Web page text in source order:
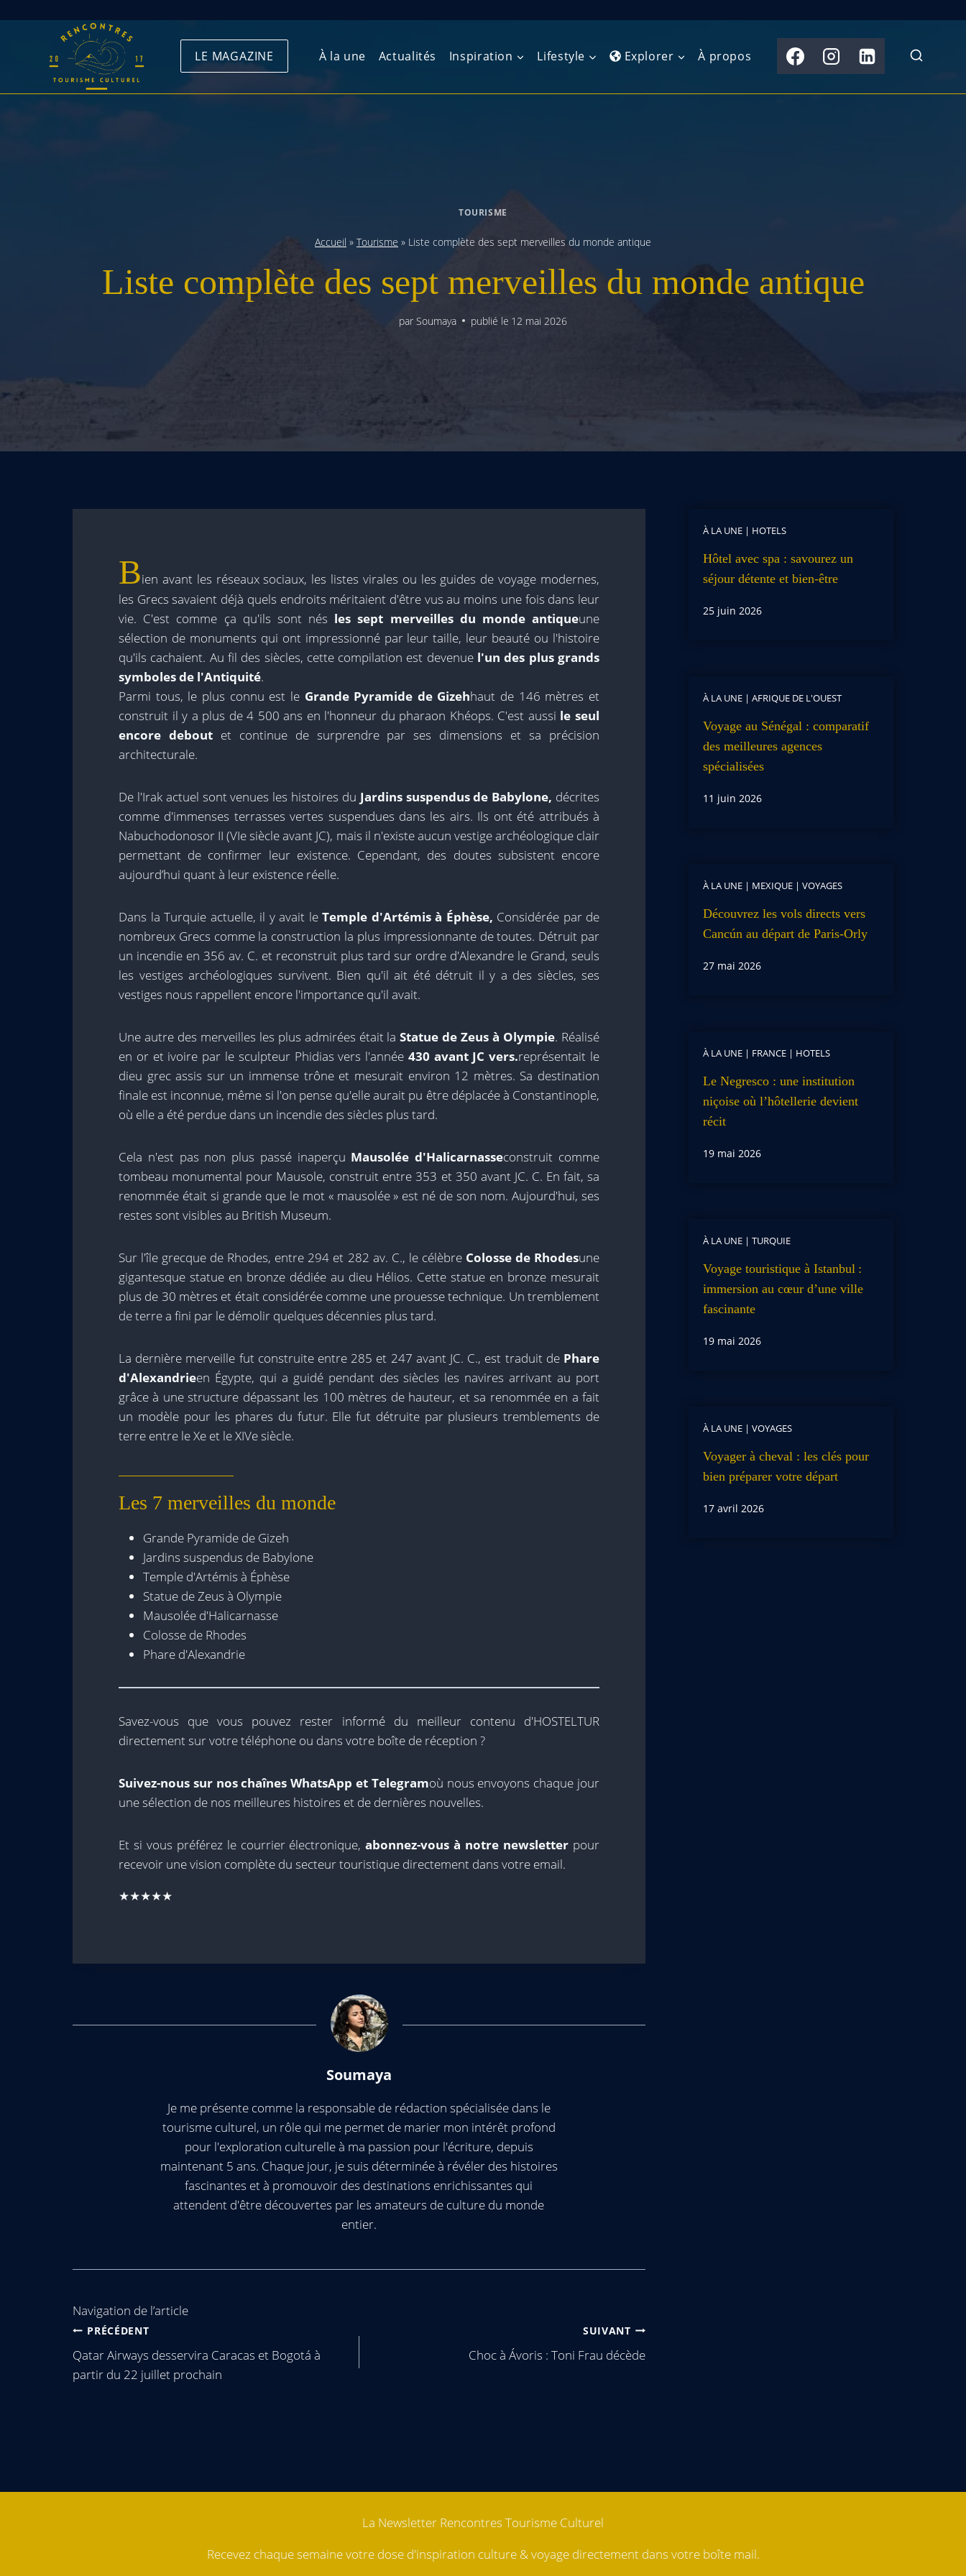
LE MAGAZINE À la une Actualités Inspiration Lifestyle Explorer
Europe de l’Est
Antilles et Caraïbes
Amérique du Sud
Afrique australe
Extrême-Orient
À propos
TOURISME
Accueil » Tourisme » Liste complète des sept merveilles du monde antique
Liste complète des sept merveilles du monde antique
par Soumaya publié le 12 mai 2026
Bien avant les réseaux sociaux, les listes virales ou les guides de voyage modernes,
les Grecs savaient déjà quels endroits méritaient d'être vus au moins une fois dans leur
vie. C'est comme ça qu'ils sont nés les sept merveilles du monde antiqueune
sélection de monuments qui ont impressionné par leur taille, leur beauté ou l'histoire
qu'ils cachaient. Au fil des siècles, cette compilation est devenue l'un des plus grands
symboles de l'Antiquité.
Parmi tous, le plus connu est le Grande Pyramide de Gizehhaut de 146 mètres et
construit il y a plus de 4 500 ans en l'honneur du pharaon Khéops. C'est aussi le seul
encore deboutet continue de surprendre par ses dimensions et sa précision
architecturale.
De l'Irak actuel sont venues les histoires du Jardins suspendus de Babylone, décrites
comme d'immenses terrasses vertes suspendues dans les airs. Ils ont été attribués à
Nabuchodonosor II (VIe siècle avant JC), mais il n'existe aucun vestige archéologique clair
permettant de confirmer leur existence. Cependant, des doutes subsistent encore
aujourd’hui quant à leur existence réelle.
Dans la Turquie actuelle, il y avait le Temple d'Artémis à Éphèse, Considérée par de
nombreux Grecs comme la construction la plus impressionnante de toutes. Détruit par
un incendie en 356 av. C. et reconstruit plus tard sur ordre d'Alexandre le Grand, seuls
les vestiges archéologiques survivent. Bien qu'il ait été détruit il y a des siècles, ses
vestiges nous rappellent encore l'importance qu'il avait.
Une autre des merveilles les plus admirées était la Statue de Zeus à Olympie. Réalisé
en or et ivoire par le sculpteur Phidias vers l'année 430 avant JC vers.représentait le
dieu grec assis sur un immense trône et mesurait environ 12 mètres. Sa destination
finale est inconnue, même si l'on pense qu'elle aurait pu être déplacée à Constantinople,
où elle a été perdue dans un incendie des siècles plus tard.
Cela n'est pas non plus passé inaperçu Mausolée d'Halicarnasseconstruit comme
tombeau monumental pour Mausole, construit entre 353 et 350 avant JC. C. En fait, sa
renommée était si grande que le mot « mausolée » est né de son nom. Aujourd'hui, ses
restes sont visibles au British Museum.
Sur l'île grecque de Rhodes, entre 294 et 282 av. C., le célèbreColosse de Rhodesune
gigantesque statue en bronze dédiée au dieu Hélios. Cette statue en bronze mesurait
plus de 30 mètres et était considérée comme une prouesse technique. Un tremblement
de terre a fini par le démolir quelques décennies plus tard.
La dernière merveille fut construite entre 285 et 247 avant JC. C., est traduit de Phare
d'Alexandrieen Égypte, qui a guidé pendant des siècles les navires arrivant au port
grâce à une structure dépassant les 100 mètres de hauteur, et sa renommée en a fait
un modèle pour les phares du futur. Elle fut détruite par plusieurs tremblements de
terre entre le Xe et le XIVe siècle.
Les 7 merveilles du monde
Grande Pyramide de Gizeh
Jardins suspendus de Babylone
Temple d'Artémis à Éphèse
Statue de Zeus à Olympie
Mausolée d'Halicarnasse
Colosse de Rhodes
Phare d'Alexandrie
Savez-vous que vous pouvez rester informé du meilleur contenu d'HOSTELTUR
directement sur votre téléphone ou dans votre boîte de réception ?
Suivez-nous sur nos chaînes WhatsApp et Telegramoù nous envoyons chaque jour
une sélection de nos meilleures histoires et de dernières nouvelles.
Et si vous préférez le courrier électronique,abonnez-vous à notre newsletter pour
recevoir une vision complète du secteur touristique directement dans votre email.
★★★★★
Soumaya
Je me présente comme la responsable de rédaction spécialisée dans le
tourisme culturel, un rôle qui me permet de marier mon intérêt profond
pour l'exploration culturelle à ma passion pour l'écriture, depuis
maintenant 5 ans. Chaque jour, je suis déterminée à révéler des histoires
fascinantes et à promouvoir des destinations enrichissantes qui
attendent d'être découvertes par les amateurs de culture du monde
entier.
Navigation de l’article
PRÉCÉDENT
Qatar Airways desservira Caracas et Bogotá à
partir du 22 juillet prochain
SUIVANT
Choc à Ávoris : Toni Frau décède
À LA UNE| HOTELS
Hôtel avec spa : savourez un
séjour détente et bien-être
25 juin 2026
À LA UNE| AFRIQUE DE L'OUEST
Voyage au Sénégal : comparatif
des meilleures agences
spécialisées
11 juin 2026
À LA UNE| MEXIQUE| VOYAGES
Découvrez les vols directs vers
Cancún au départ de Paris-Orly
27 mai 2026
À LA UNE| FRANCE| HOTELS
Le Negresco : une institution
niçoise où l’hôtellerie devient
récit
19 mai 2026
À LA UNE| TURQUIE
Voyage touristique à Istanbul :
immersion au cœur d’une ville
fascinante
19 mai 2026
À LA UNE| VOYAGES
Voyager à cheval : les clés pour
bien préparer votre départ
17 avril 2026
La Newsletter Rencontres Tourisme Culturel
Recevez chaque semaine votre dose d'inspiration culture & voyage directement dans votre boîte mail.